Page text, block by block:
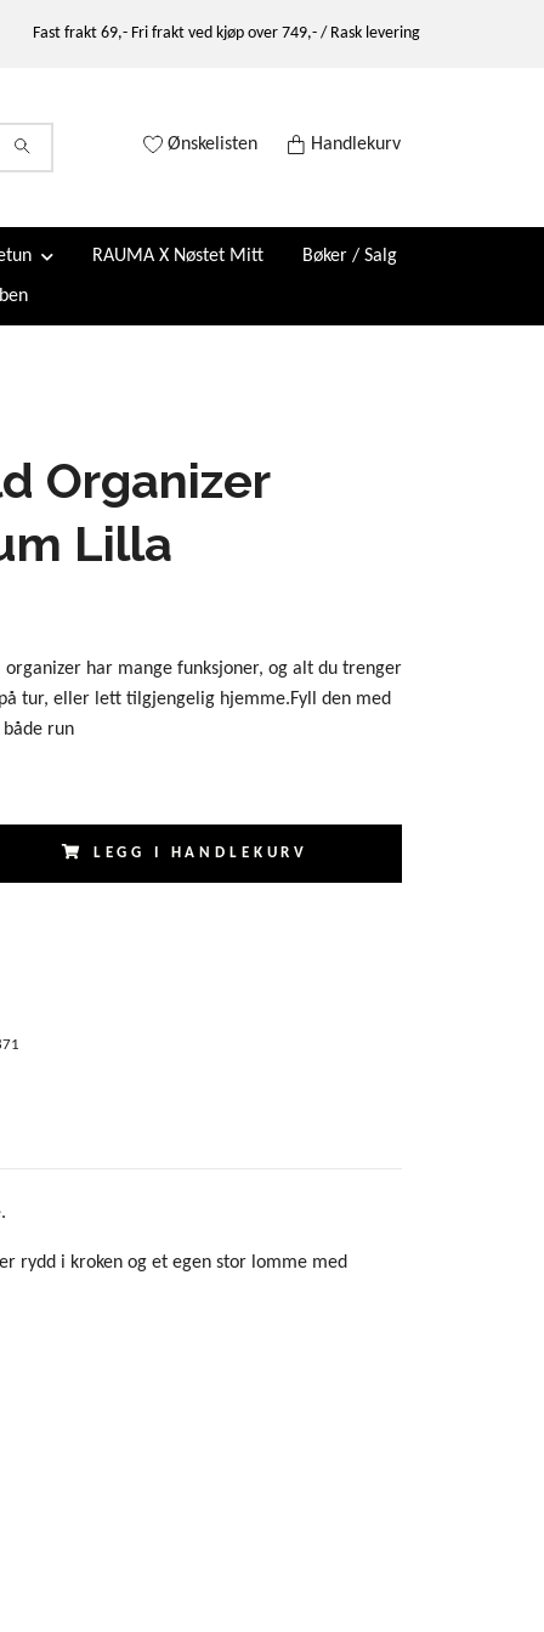
Fast frakt 69,- Fri frakt ved kjøp over 749,- / Rask levering
Ønskelisten Handlekurv
RAUMA X Nøstet Mitt Bøker / Salg
Organizer
Lilla
har mange funksjoner, og alt du trenger
tur, eller lett tilgjengelig hjemme.Fyll den med
run
LEGG I HANDLEKURV
rydd i kroken og et egen stor lomme med